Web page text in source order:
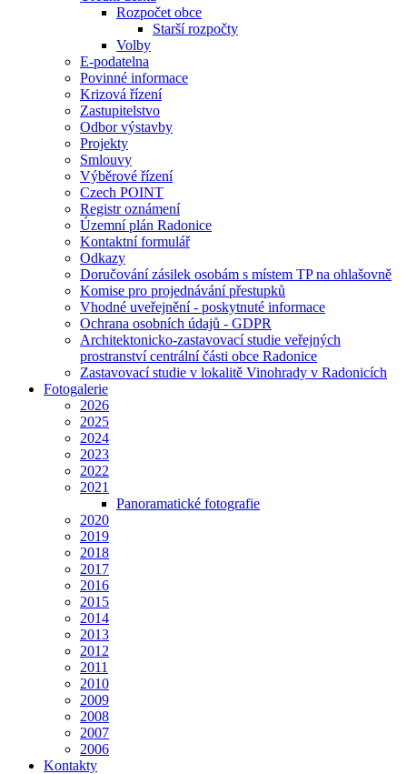
Rozpočet obce
Starší rozpočty
Volby
E-podatelna
Povinné informace
Krizová řízení
Zastupitelstvo
Odbor výstavby
Projekty
Smlouvy
Výběrové řízení
Czech POINT
Registr oznámení
Územní plán Radonice
Kontaktní formulář
Odkazy
Doručování zásilek osobám s místem TP na ohlašovně
Komise pro projednávání přestupků
Vhodné uveřejnění - poskytnuté informace
Ochrana osobních údajů - GDPR
Architektonicko-zastavovací studie veřejných
prostranství centrální části obce Radonice
Zastavovací studie v lokalitě Vinohrady v Radonicích
Fotogalerie
2026
2025
2024
2023
2022
2021
Panoramatické fotografie
2020
2019
2018
2017
2016
2015
2014
2013
2012
2011
2010
2009
2008
2007
2006
Kontakty